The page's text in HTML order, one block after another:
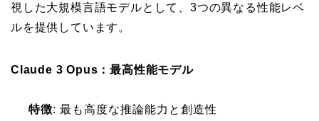
視した大規模言語モデルとして、3つの異なる性能レベ
ルを提供しています。
Claude 3 Opus：最高性能モデル
特徴: 最も高度な推論能力と創造性